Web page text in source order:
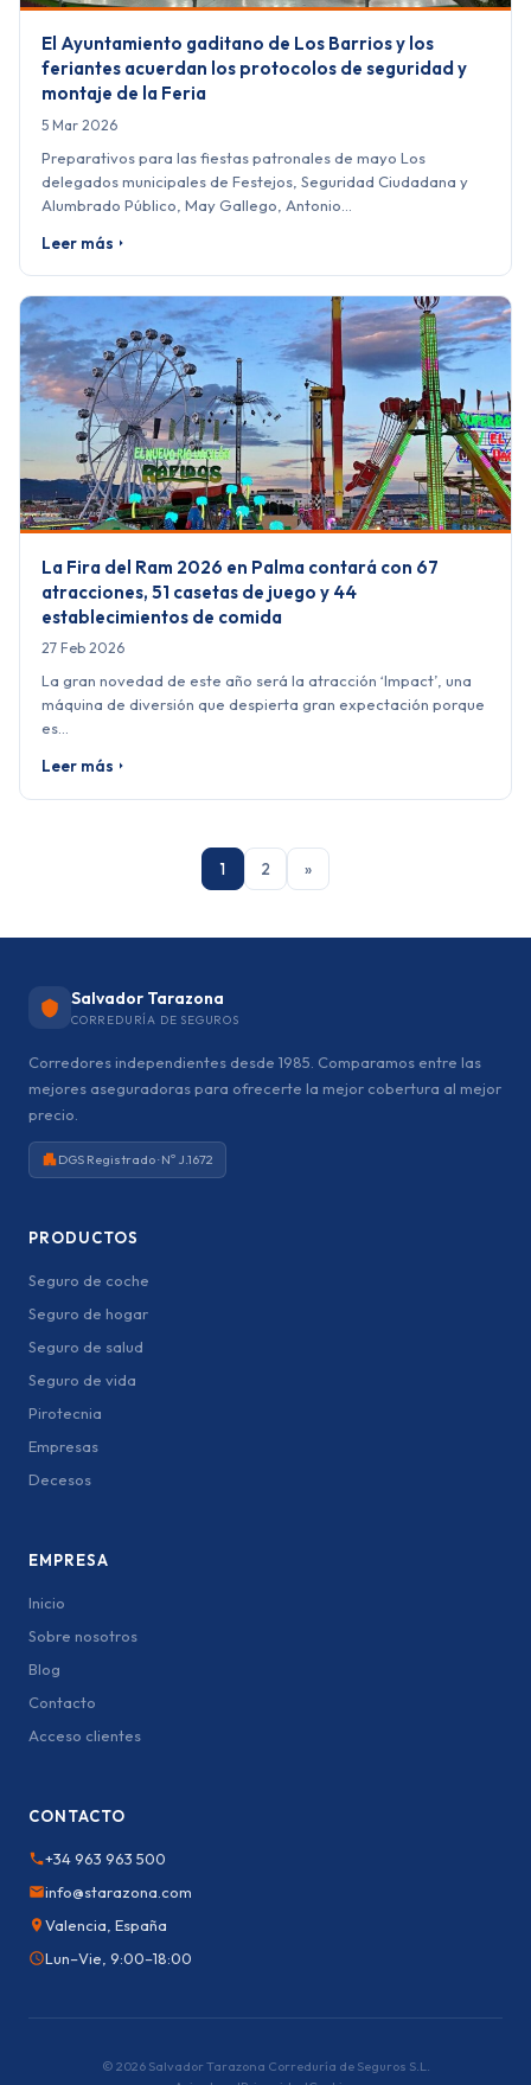
El Ayuntamiento gaditano de Los Barrios y los
feriantes acuerdan los protocolos de seguridad y
montaje de la Feria
5 Mar 2026
Preparativos para las fiestas patronales de mayo Los
delegados municipales de Festejos, Seguridad Ciudadana y
Alumbrado Público, May Gallego, Antonio…
Leer más
La Fira del Ram 2026 en Palma contará con 67
atracciones, 51 casetas de juego y 44
establecimientos de comida
27 Feb 2026
La gran novedad de este año será la atracción ‘Impact’, una
máquina de diversión que despierta gran expectación porque
es…
Leer más
1 2 »
Salvador Tarazona
CORREDURÍA DE SEGUROS
Corredores independientes desde 1985. Comparamos entre las
mejores aseguradoras para ofrecerte la mejor cobertura al mejor
precio.
DGS Registrado · Nº J.1672
PRODUCTOS
Seguro de coche
Seguro de hogar
Seguro de salud
Seguro de vida
Pirotecnia
Empresas
Decesos
EMPRESA
Inicio
Sobre nosotros
Blog
Contacto
Acceso clientes
CONTACTO
+34 963 963 500
info@starazona.com
Valencia, España
Lun–Vie, 9:00–18:00
© 2026 Salvador Tarazona Correduría de Seguros S.L.